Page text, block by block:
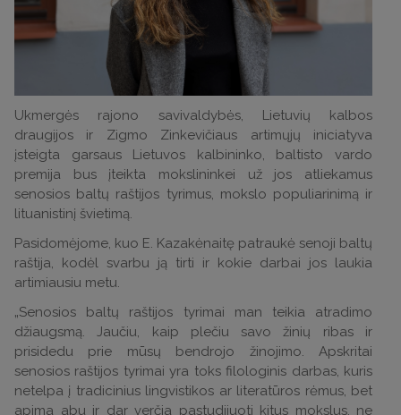
Ukmergės rajono savivaldybės, Lietuvių kalbos
draugijos ir Zigmo Zinkevičiaus artimųjų iniciatyva
įsteigta garsaus Lietuvos kalbininko, baltisto vardo
premija bus įteikta mokslininkei už jos atliekamus
senosios baltų raštijos tyrimus, mokslo populiarinimą ir
lituanistinį švietimą.
Pasidomėjome, kuo E. Kazakėnaitę patraukė senoji baltų
raštija, kodėl svarbu ją tirti ir kokie darbai jos laukia
artimiausiu metu.
„Senosios baltų raštijos tyrimai man teikia atradimo
džiaugsmą. Jaučiu, kaip plečiu savo žinių ribas ir
prisidedu prie mūsų bendrojo žinojimo. Apskritai
senosios raštijos tyrimai yra toks filologinis darbas, kuris
netelpa į tradicinius lingvistikos ar literatūros rėmus, bet
apima abu ir dar verčia pastudijuoti kitus mokslus, ne